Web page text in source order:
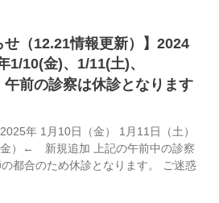
せ（12.21情報更新）】2024
1/10(金)、1/11(土)、
前の診察は休診となります
年 1月10日（金） 1月11日（土）
）← 新規追加 上記の午前中の診察
都合のため休診となります。 ご迷惑